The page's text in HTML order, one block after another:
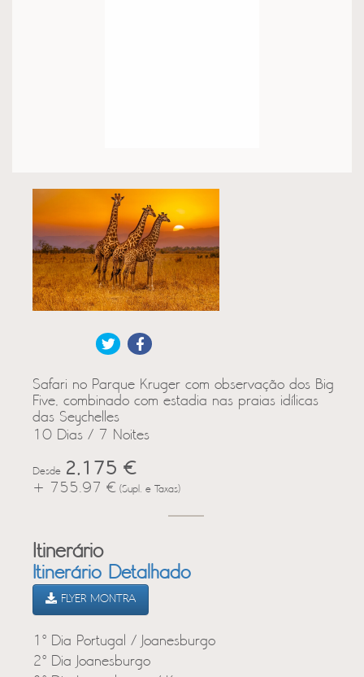
Safari no Parque Kruger com observação dos Big
Five, combinado com estadia nas praias idílicas
das Seychelles
10 Dias / 7 Noites
Desde 2,175 €
+ 755.97 € (Supl. e Taxas)
Itinerário
Itinerário Detalhado
FLYER MONTRA
1º Dia Portugal / Joanesburgo
2º Dia Joanesburgo